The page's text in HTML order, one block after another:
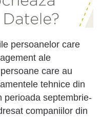
persoanelor care
ale
care au
tehnice din
perioada septembrie-
companiilor din